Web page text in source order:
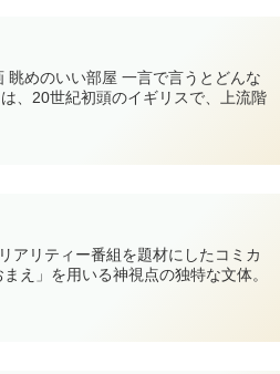
めのいい部屋 一言で言うとどんな
、20世紀初頭のイギリスで、上流階
アリティー番組を題材にしたコミカ
え」を用いる神視点の独特な文体。